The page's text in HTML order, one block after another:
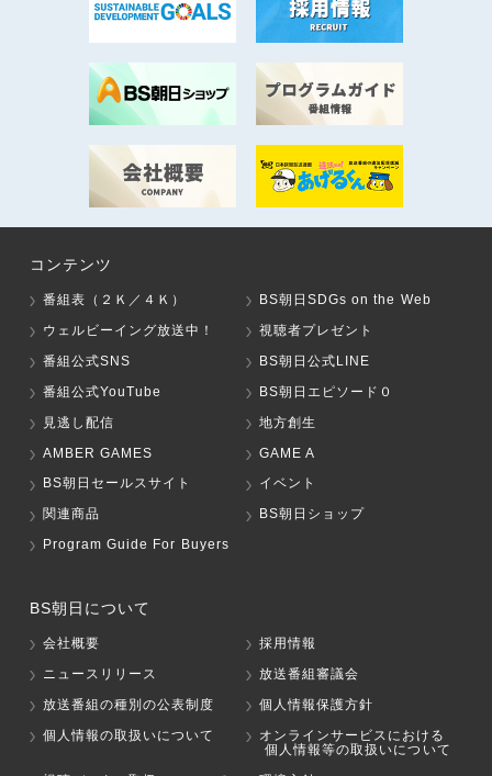
コンテンツ
番組表（２Ｋ／４Ｋ）
BS朝日SDGs on the Web
ウェルビーイング放送中！
視聴者プレゼント
番組公式SNS
BS朝日公式LINE
番組公式YouTube
BS朝日エピソード０
見逃し配信
地方創生
AMBER GAMES
GAME A
BS朝日セールスサイト
イベント
関連商品
BS朝日ショップ
Program Guide For Buyers
BS朝日について
会社概要
採用情報
ニュースリリース
放送番組審議会
放送番組の種別の公表制度
個人情報保護方針
個人情報の取扱いについて
オンラインサービスにおける
個人情報等の取扱いについて